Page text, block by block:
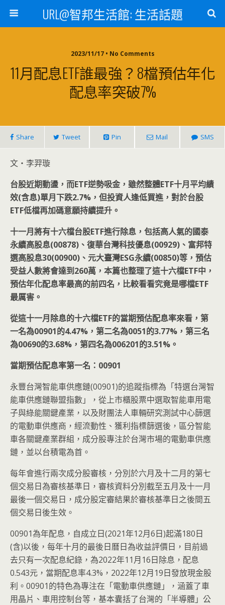
URL@智邦生活館: 生活話題
2023/11/17 • No Comments
11月配息ETF誰最強？8檔預估年化
配息率突破7%
Share Tweet Pin Mail SMS
文‧李羿璇
台股近期動盪，而ETF逆勢吸金，雖然整體ETF十月平均績
效(含息)單月下跌2.7% ，但投資人逢低買進，對於台股
ETF低檔再加碼意願持續提升。
十一月將有十六檔台股ETF進行除息，包括高人氣的國泰
永續高股息(00878) 、復華台灣科技優息(00929) 、富邦特
選高股息30(00900) 、元大臺灣ESG永續(00850)等，預估
受益人數將會達到260萬，本篇也整理了這十六檔ETF中，
預估年化配息率最高的前四名，比較看看究竟是哪檔ETF
最厲害。
從這十一月除息的十六檔ETF的當期預估配息率來看，第
一名為00901的4.47% ，第二名為0051的3.77% ，第三名
為00690的3.68% ，第四名為006201的3.51% 。
當期預估配息率第一名：00901
永豐台灣智能車供應鏈(00901)的追蹤指標為「特選台灣智
能車供應鏈聯盟指數」，從上市櫃股票中選取智能車用電
子與綠能關鍵產業，以及財團法人車輛研究測試中心篩選
的電動車供應商，經流動性、獲利指標篩選後，區分智能
車各關鍵產業群組，成分股專注於台灣市場的電動車供應
鏈，並以台積電為首。
每年會進行兩次成分股審核，分別於六月及十二月的第七
個交易日為審核基準日，審核資料分別截至五月及十一月
最後一個交易日，成分股定審結果於審核基準日之後間五
個交易日後生效。
00901為年配息，自成立日(2021年12月6日)起滿180日
(含)以後，每年十月的最後日曆日為收益評價日，目前過
去只有一次配息紀錄，為2022年11月16日除息，配息
0.543元，當期配息率4.3%，2022年12月19日發放現金股
利。00901的特色為專注在「電動車供應鏈」，涵蓋了車
用晶片、車用控制台等，基本囊括了台灣的「半導體」公